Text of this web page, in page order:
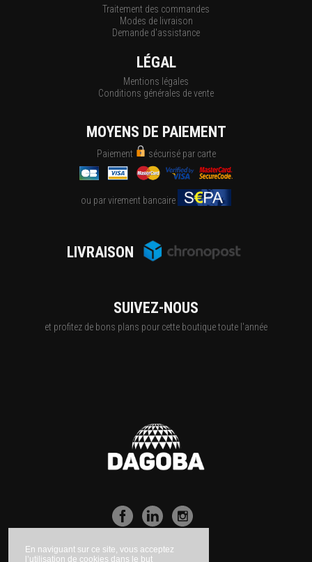
En naviguant sur ce site, vous acceptez
l’utilisation de cookies dans le but
Traitement des commandes
Modes de livraison
Demande d'assistance
LÉGAL
Mentions légales
Conditions générales de vente
MOYENS DE PAIEMENT
Paiement sécurisé par carte
ou par virement bancaire
LIVRAISON
SUIVEZ-NOUS
et profitez de bons plans pour cette boutique toute l'année